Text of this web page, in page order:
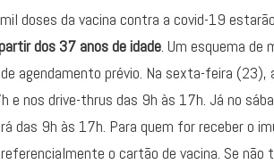
doses da vacina contra a covid-19
dos 37 anos de idade. Um esquema de
agendamento prévio. Na sexta-feira (23),
e nos drive-thrus das 9h às 17h. Já no
das 9h às 17h. Para quem for receber o
o cartão de vacina. Se não